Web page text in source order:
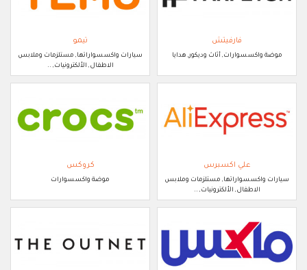
فارفيتش
موضة واكسسوارات, أثاث وديكور, هدايا
تيمو
سيارات واكسسواراتها, مستلزمات وملابس
الاطفال, الألكترونيات, ..
علي اكسبرس
سيارات واكسسواراتها, مستلزمات وملابس
الاطفال, الألكترونيات, ..
كروكس
موضة واكسسوارات